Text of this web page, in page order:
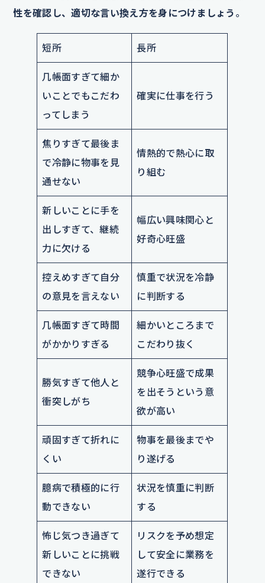
性を確認し、適切な言い換え方を身につけましょう 。
短所 長所
几帳面すぎて細か
いことでもこだわ
ってしまう
確実に仕事を行う
焦りすぎて最後ま
で冷静に物事を見
通せない
情熱的で熱心に取
り組む
新しいことに手を
出しすぎて、継続
力に欠ける
幅広い興味関心と
好奇心旺盛
控えめすぎて自分
の意見を言えない
慎重で状況を冷静
に判断する
几帳面すぎて時間
がかかりすぎる
細かいところまで
こだわり抜く
勝気すぎて他人と
衝突しがち
競争心旺盛で成果
を出そうという意
欲が高い
頑固すぎて折れに
くい
物事を最後までや
り遂げる
臆病で積極的に行
動できない
状況を慎重に判断
する
怖じ気つき過ぎて
新しいことに挑戦
できない
リスクを予め想定
して安全に業務を
遂行できる